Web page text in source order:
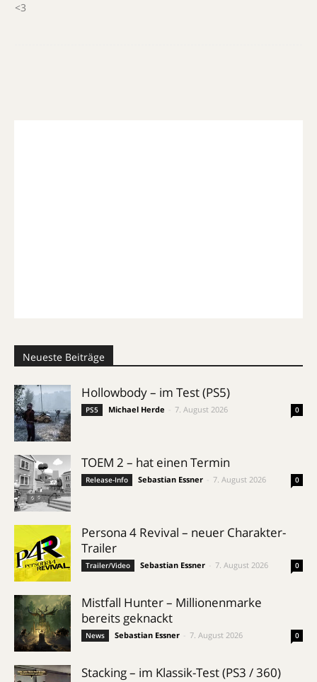
<3
Neueste Beiträge
Hollowbody – im Test (PS5)
PS5 Michael Herde 7. August 2026 0
TOEM 2 – hat einen Termin
Release-Info Sebastian Essner 7. August 2026 0
Persona 4 Revival – neuer Charakter-
Trailer
Trailer/Video Sebastian Essner 7. August 2026 0
Mistfall Hunter – Millionenmarke
bereits geknackt
News Sebastian Essner 7. August 2026 0
Stacking – im Klassik-Test (PS3 / 360)